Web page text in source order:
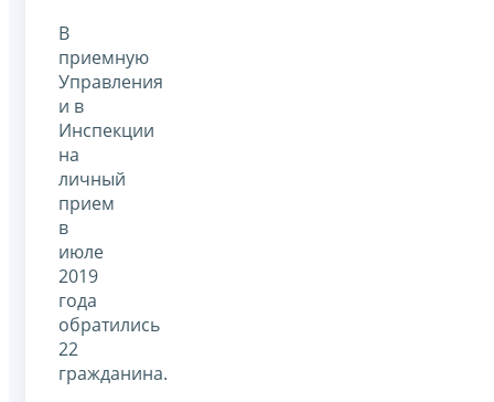
В
приемную
Управления
и в
Инспекции
на
личный
прием
в
июле
2019
года
обратились
22
гражданина.